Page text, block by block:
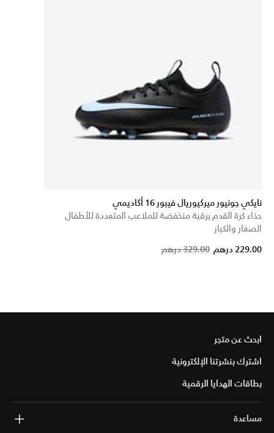
نايكي جونيور ميركيوريال فيبور 16 أكاديمي
حذاء كرة القدم برقبة منخفضة للملاعب المتعددة للأطفال
الصغار والكبار
Price reduced from
329.00 درهم 229.00 درهم
ابحث عن متجر
اشترك بنشرتنا الإلكترونية
بطاقات الهدايا الرقمية
مساعدة